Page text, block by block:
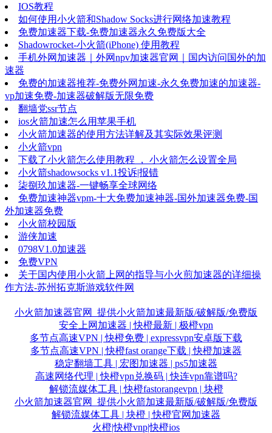
IOS教程
如何使用小火箭和Shadow Socks进行网络加速教程
免费加速器下载-免费加速器永久免费版大全
Shadowrocket-小火箭(iPhone) 使用教程
手机外网加速器｜外网npv加速器官网｜国内访问国外的加
速器
免费的加速器推荐-免费外网加速-永久免费加速的加速器-
vp加速免费-加速器破解版无限免费
翻墙党ssr节点
ios火箭加速怎么用苹果手机
小火箭加速器的使用方法详解及其实际效果评测
小火箭vpn
下载了小火箭怎么使用教程 ， 小火箭怎么设置全局
小火箭shadowsocks v1.1投诉|报错
柒捌玖加速器-一键畅享全球网络
免费加速神器vpm-十大免费加速神器-国外加速器免费-国
外加速器免费
小火箭校园版
游侠加速
0798V1.0加速器
免费VPN
关于国内使用小火箭上网的指导与小火煎加速器的详细操
作方法-苏州拓克斯游戏软件网
小火箭加速器官网_提供小火箭加速最新版/破解版/免费版
安全上网加速器 | 快橙最新 | 极橙vpn
多节点高速VPN | 快橙免费 | expressvpn安卓版下载
多节点高速VPN | 快橙fast orange下载 | 快橙加速器
稳定翻墙工具 | 宏图加速器 | ps5加速器
高速网络代理 | 快橙vpn兑换码 | 快连vpn靠谱吗?
解锁流媒体工具 | 快橙fastorangevpn | 块橙
小火箭加速器官网_提供小火箭加速最新版/破解版/免费版
解锁流媒体工具 | 块橙 | 快橙官网加速器
火橙|快橙vnp|快橙ios